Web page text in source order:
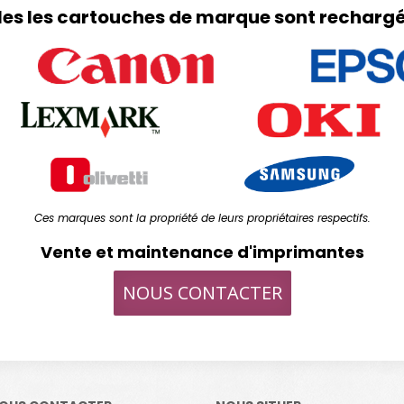
les cartouches de marque sont
Ces marques sont la propriété de leurs propriétaires respectifs.
Vente et maintenance d'imprimantes
NOUS CONTACTER